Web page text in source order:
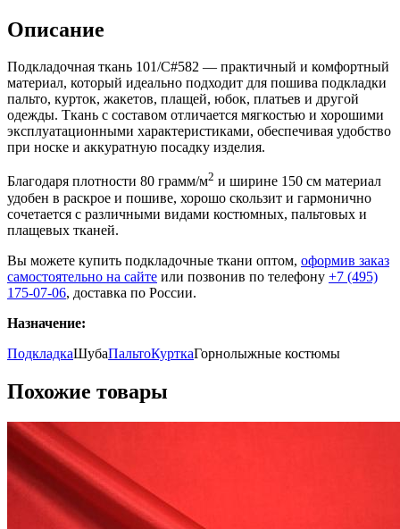
Описание
Подкладочная ткань 101/C#582 — практичный и комфортный
материал, который идеально подходит для пошива подкладки
пальто, курток, жакетов, плащей, юбок, платьев и другой
одежды. Ткань с составом отличается мягкостью и хорошими
эксплуатационными характеристиками, обеспечивая удобство
при носке и аккуратную посадку изделия.
Благодаря плотности 80 грамм/м2 и ширине 150 см материал
удобен в раскрое и пошиве, хорошо скользит и гармонично
сочетается с различными видами костюмных, пальтовых и
плащевых тканей.
Вы можете купить подкладочные ткани оптом, оформив заказ
самостоятельно на сайте или позвонив по телефону +7 (495)
175-07-06, доставка по России.
Назначение:
ПодкладкаШубаПальтоКурткаГорнолыжные костюмы
Похожие товары